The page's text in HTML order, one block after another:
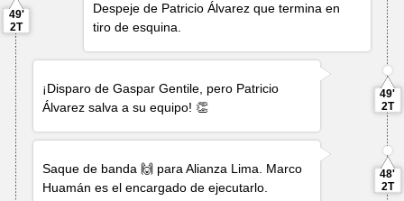
49'
2T
Despeje de Patricio Álvarez que termina en
tiro de esquina.
¡Disparo deGaspar Gentile , pero Patricio
Álvarez salva a su equipo! 👏
49'
2T
Saque de banda 🙌 para Alianza Lima. Marco
Huamán es el encargado de ejecutarlo.
48'
2T